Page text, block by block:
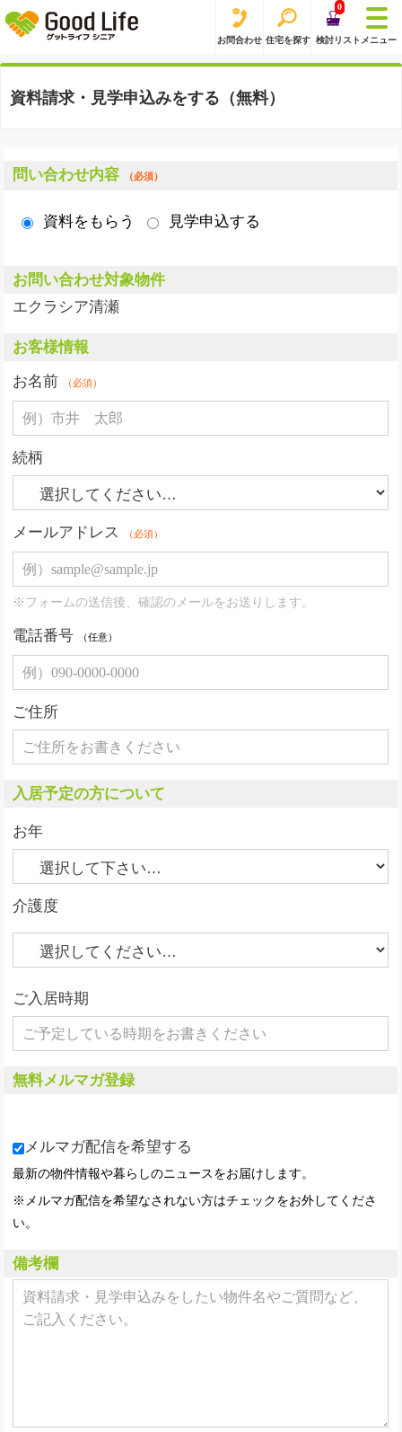
お問合わせ 住宅を探す
0
検討リスト メニュー
資料請求・見学申込みをする（無料）
問い合わせ内容 （必須）
資料をもらう 見学申込する
お問い合わせ対象物件
エクラシア清瀬
お客様情報
お名前
（必須）
続柄
メールアドレス （必須）
※フォームの送信後、確認のメールをお送りします。
電話番号 （任意）
ご住所
入居予定の方について
お年
介護度
ご入居時期
無料メルマガ登録
メルマガ配信を希望する
最新の物件情報や暮らしのニュースをお届けします。
※メルマガ配信を希望なされない方はチェックをお外してくださ
い。
備考欄